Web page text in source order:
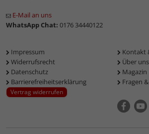
E-Mail an uns
WhatsApp Chat: 0176 34440122
Impressum
Widerrufsrecht
Datenschutz
Barrierefreiheitserklärung
Vertrag widerrufen
Kontakt
Über uns
Magazin
Fragen